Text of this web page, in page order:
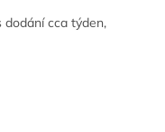
dodání cca týden,